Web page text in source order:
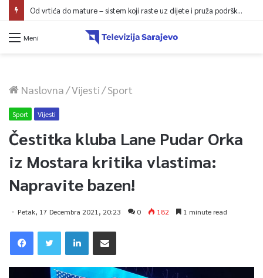
Od vrtića do mature – sistem koji raste uz dijete i pruža podršku porodici
Meni
Naslovna/Vijesti/Sport
Sport Vijesti
Čestitka kluba Lane Pudar Orka
iz Mostara kritika vlastima:
Napravite bazen!
Petak, 17 Decembra 2021, 20:23 0 182 1 minute read